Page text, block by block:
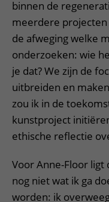
binnen de
meerdere projecten
de afweging welke
onderzoeken: wie
je dat? We zijn de
uitbreiden en
zou ik in de
kunstproject
ethische reflectie
Voor Anne-Floor ligt
nog niet wat ik ga
worden: ik